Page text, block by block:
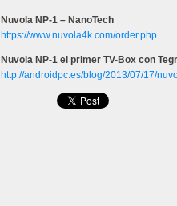
Nuvola NP-1 – NanoTech
https://www.nuvola4k.com/order.php
Nuvola NP-1 el primer TV-Box con
http://androidpc.es/blog/2013/07/17/